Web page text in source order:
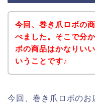
今回、巻き爪ロボの
べました。そこで分
ボの商品はかなりい
いうことです♪
今回、巻き爪ロボのお